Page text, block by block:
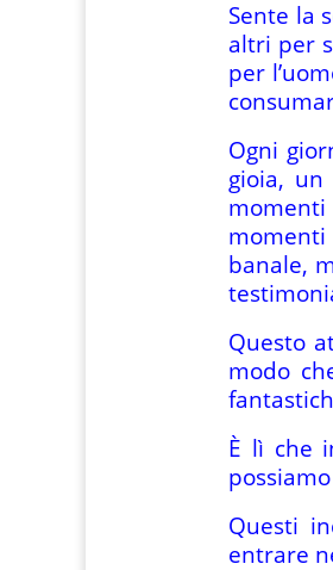
Sente la
altri per
per
Ogni
gioia,
momenti
banale,
Questo
modo
È lì che
Questi
entrare